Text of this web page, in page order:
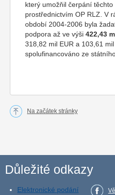
který umožňil čerpání těchto
prostřednictvím OP RLZ. V
období 2004-2006 byla
podpora až ve výši 422,43
318,82 mil EUR a 103,61
spolufinancováno ze
Na začátek stránky
Důležité odkazy
Elektronické podání